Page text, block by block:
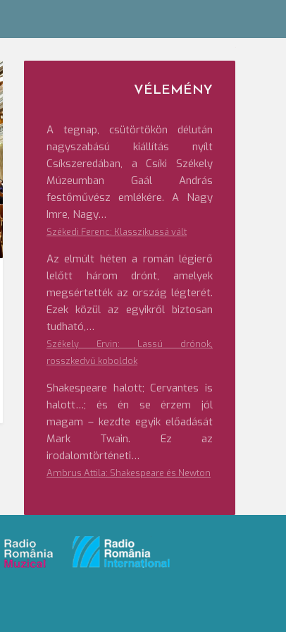
VÉLEMÉNY
A tegnap, csütörtökön délután
nagyszabású kiállítás nyílt
Csíkszeredában, a Csíki Székely
Múzeumban Gaál András
festőművész emlékére. A Nagy
Imre, Nagy…
Székedi Ferenc: Klasszikussá vált
Az elmúlt héten a román légierő
lelőtt három drónt, amelyek
megsértették az ország légterét.
Ezek közül az egyikről biztosan
tudható,…
Székely Ervin: Lassú drónok,
rosszkedvű koboldok
Shakespeare halott; Cervantes is
halott…; és én se érzem jól
magam – kezdte egyik előadását
Mark Twain. Ez az
irodalomtörténeti…
Ambrus Attila: Shakespeare és Newton